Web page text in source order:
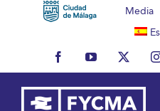
Media
FacebookYouTubeX